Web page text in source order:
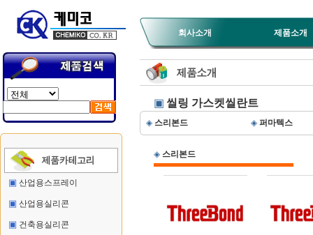
회사소개 제품소개
▣ 산업용스프레이
▣ 산업용실리콘
▣ 건축용실리콘
▣ 씰링 가스켓씰란트
◈ 스리본드 ◈ 퍼마텍스
◈ 스리본드